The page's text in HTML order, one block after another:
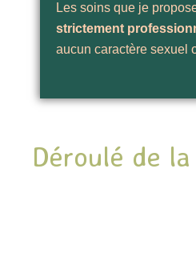
Les soins que je
strictement
aucun caractère sexuel
Déroulé de la